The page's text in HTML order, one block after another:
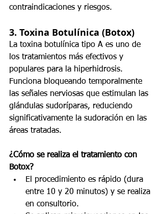
contraindicaciones y riesgos.
3. Toxina Botulínica (Botox)
La toxina botulínica tipo A es uno de
los tratamientos más efectivos y
populares para la hiperhidrosis.
Funciona bloqueando temporalmente
las señales nerviosas que estimulan las
glándulas sudoríparas, reduciendo
significativamente la sudoración en las
áreas tratadas.
¿Cómo se realiza el tratamiento con
Botox?
El procedimiento es rápido (dura
entre 10 y 20 minutos) y se realiza
en consultorio.